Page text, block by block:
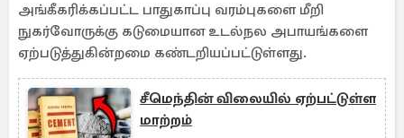
அங்கீகரிக்கப்பட்ட பாதுகாப்பு வரம்புகளை மீறி
நுகர்வோருக்கு கடுமையான உடல்நல அபாயங்களை
ஏற்படுத்துகின்றமை கண்டறியப்பட்டுள்ளது.
சீமெந்தின் விலையில் ஏற்பட்டுள்ள
மாற்றம்